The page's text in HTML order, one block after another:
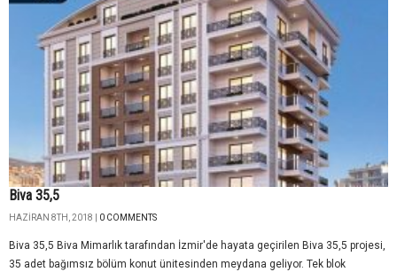
Biva 35,5
HAZIRAN 8TH, 2018 | 0 COMMENTS
Biva 35,5 Biva Mimarlık tarafından İzmir'de hayata geçirilen Biva 35,5 projesi,
35 adet bağımsız bölüm konut ünitesinden meydana geliyor. Tek blok